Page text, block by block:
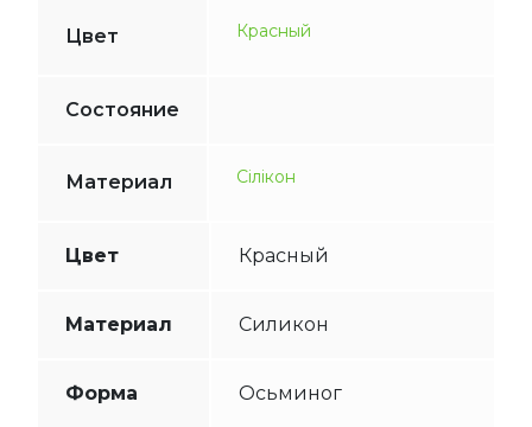
Цвет Красный
Состояние
Материал Сілікон
Цвет Красный
Материал Силикон
Форма Осьминог